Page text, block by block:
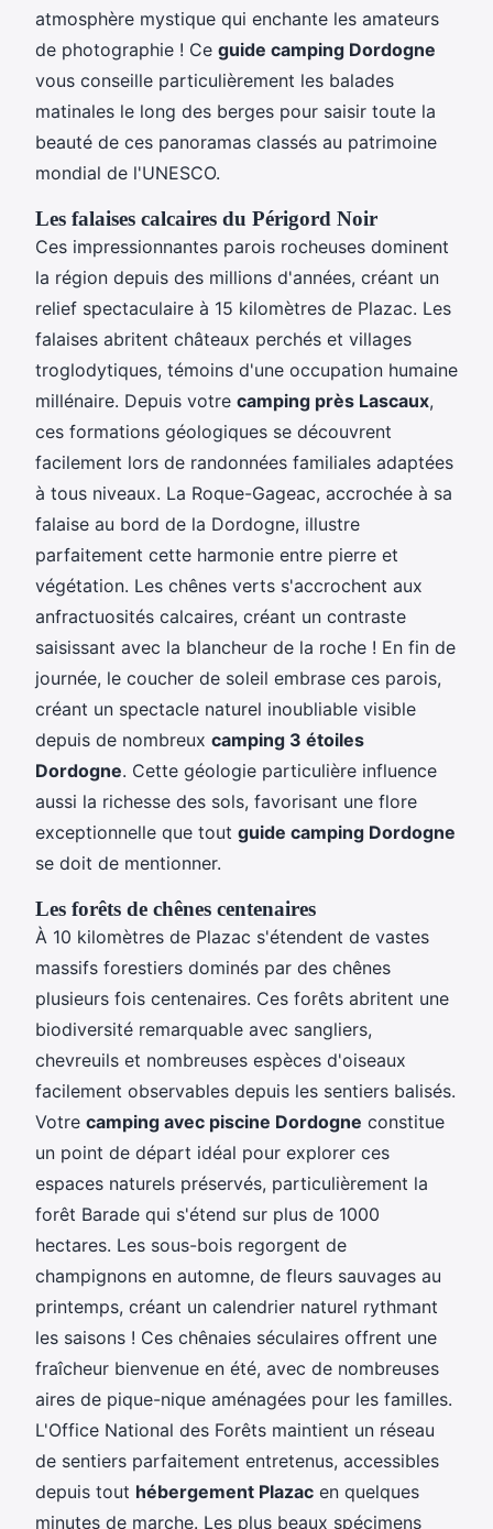
atmosphère mystique qui enchante les amateurs
de photographie ! Ce guide camping Dordogne
vous conseille particulièrement les balades
matinales le long des berges pour saisir toute la
beauté de ces panoramas classés au patrimoine
mondial de l'UNESCO.
Les falaises calcaires du Périgord Noir
Ces impressionnantes parois rocheuses dominent
la région depuis des millions d'années, créant un
relief spectaculaire à 15 kilomètres de Plazac. Les
falaises abritent châteaux perchés et villages
troglodytiques, témoins d'une occupation humaine
millénaire. Depuis votre camping près Lascaux,
ces formations géologiques se découvrent
facilement lors de randonnées familiales adaptées
à tous niveaux. La Roque-Gageac, accrochée à sa
falaise au bord de la Dordogne, illustre
parfaitement cette harmonie entre pierre et
végétation. Les chênes verts s'accrochent aux
anfractuosités calcaires, créant un contraste
saisissant avec la blancheur de la roche ! En fin de
journée, le coucher de soleil embrase ces parois,
créant un spectacle naturel inoubliable visible
depuis de nombreux camping 3 étoiles
Dordogne. Cette géologie particulière influence
aussi la richesse des sols, favorisant une flore
exceptionnelle que tout guide camping Dordogne
se doit de mentionner.
Les forêts de chênes centenaires
À 10 kilomètres de Plazac s'étendent de vastes
massifs forestiers dominés par des chênes
plusieurs fois centenaires. Ces forêts abritent une
biodiversité remarquable avec sangliers,
chevreuils et nombreuses espèces d'oiseaux
facilement observables depuis les sentiers balisés.
Votre camping avec piscine Dordogne constitue
un point de départ idéal pour explorer ces
espaces naturels préservés, particulièrement la
forêt Barade qui s'étend sur plus de 1000
hectares. Les sous-bois regorgent de
champignons en automne, de fleurs sauvages au
printemps, créant un calendrier naturel rythmant
les saisons ! Ces chênaies séculaires offrent une
fraîcheur bienvenue en été, avec de nombreuses
aires de pique-nique aménagées pour les familles.
L'Office National des Forêts maintient un réseau
de sentiers parfaitement entretenus, accessibles
depuis tout hébergement Plazac en quelques
minutes de marche. Les plus beaux spécimens